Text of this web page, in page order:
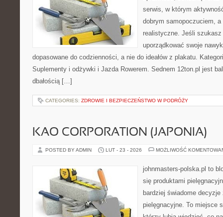
serwis, w którym
dobrym samopoczuciem,
realistyczne. Jeśli
uporządkować swoje
dopasowane do codzienności, a nie do ideałów z plakatu.
Suplementy i odżywki i Jazda Rowerem. Sednem 12ton.pl jest
dbałością […]
CATEGORIES: ZDROWIE I BEZPIECZEŃSTWO W PODRÓŻY
KAO CORPORATION (JAPONIA)
POSTED BY ADMIN LUT - 23 - 2026 MOŻLIWOŚĆ
johnmasters-polska.pl to
się produktami
bardziej świadome decyzje
pielęgnacyjne. To miejsce